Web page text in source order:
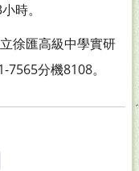
時。
徐匯高級中學實研
分機8108。